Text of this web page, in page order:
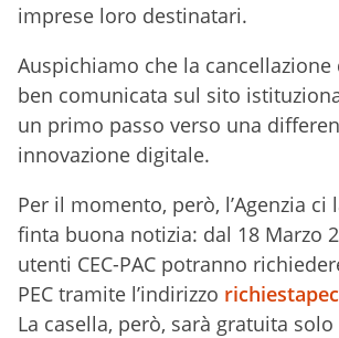
imprese loro destinatari.
Auspichiamo che la cancellazione
ben comunicata sul sito
un primo passo verso una
innovazione digitale.
Per il momento, però, l’Agenzia ci
finta buona notizia: dal 18 Marzo
utenti CEC-PAC potranno
PEC tramite l’indirizzo
La casella, però, sarà gratuita